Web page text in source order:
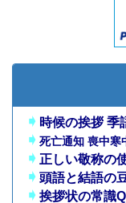
➧ 時候の挨拶 季
➧死亡通知 喪中寒
➧正しい敬称の
➧頭語と結語の
➧挨拶状の常識